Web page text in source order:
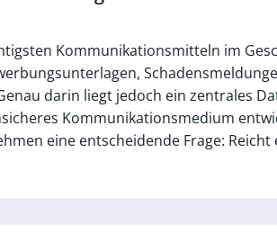
Kommunikationsmitteln im
darin liegt jedoch ein zentrales
Kommunikationsmedium
eine entscheidende Frage: Reicht